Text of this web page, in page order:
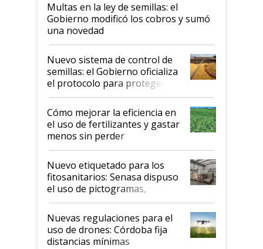
Multas en la ley de semillas: el
Gobierno modificó los cobros y sumó
una novedad
Nuevo sistema de control de
semillas: el Gobierno oficializa
el protocolo para proteger la
propiedad intelectual
Cómo mejorar la eficiencia en
el uso de fertilizantes y gastar
menos sin perder
productividad en la campaña
fina
Nuevo etiquetado para los
fitosanitarios: Senasa dispuso
el uso de pictogramas,
palabras de advertencia e
indicaciones
Nuevas regulaciones para el
uso de drones: Córdoba fija
distancias mínimas